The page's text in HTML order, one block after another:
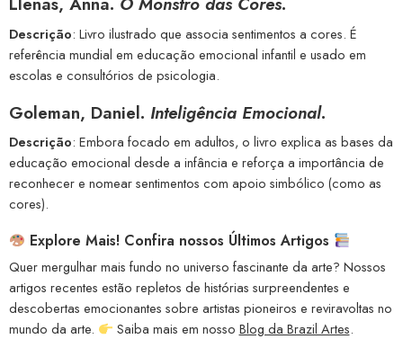
Descrição: Livro ilustrado que associa sentimentos a cores. É
referência mundial em educação emocional infantil e usado em
escolas e consultórios de psicologia.
Goleman, Daniel. Inteligência Emocional.
Descrição: Embora focado em adultos, o livro explica as bases da
educação emocional desde a infância e reforça a importância de
reconhecer e nomear sentimentos com apoio simbólico (como as
cores).
Explore Mais! Confira nossos Últimos Artigos
Quer mergulhar mais fundo no universo fascinante da arte? Nossos
artigos recentes estão repletos de histórias surpreendentes e
descobertas emocionantes sobre artistas pioneiros e reviravoltas no
mundo da arte.
Saiba mais em nosso Blog da Brazil Artes.